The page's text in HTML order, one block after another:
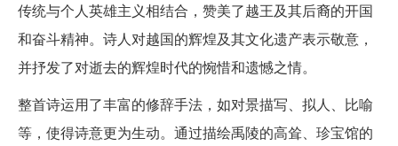
传统与个人英雄主义相结合，赞美了越王及其后裔的开国
和奋斗精神。诗人对越国的辉煌及其文化遗产表示敬意，
并抒发了对逝去的辉煌时代的惋惜和遗憾之情。
整首诗运用了丰富的修辞手法，如对景描写、拟人、比喻
等，使得诗意更为生动。通过描绘禹陵的高耸、珍宝馆的